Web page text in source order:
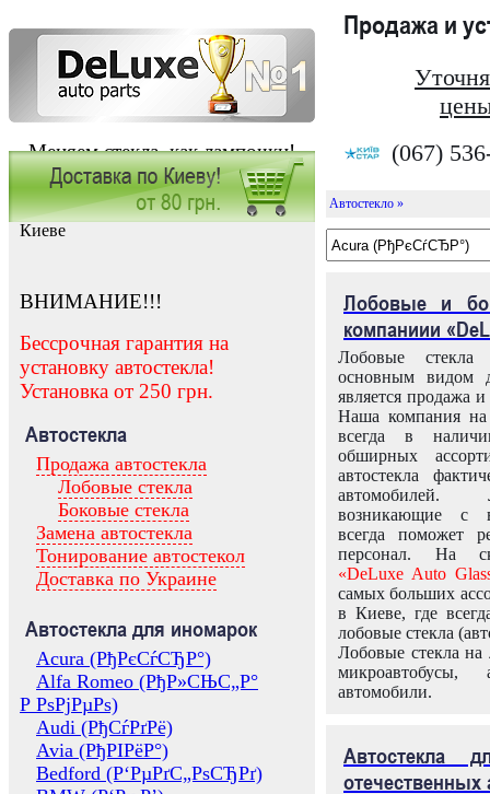
Меняем стекла, как лампочки!
Продажа и
(067)
Заказать установку автостекла в
Киеве
ВНИМАНИЕ!!!
Бессрочная гарантия на
установку автостекла!
Установка от 250 грн.
Автостекла
Продажа автостекла
Лобовые стекла
Боковые стекла
Замена автостекла
Тонирование автостекол
Доставка по Украине
Автостекла для иномарок
Acura (РђРєСѓСЂР°)
Alfa Romeo (РђР»СЊС„Р°
Р РѕРјРµРѕ)
Audi (РђСѓРґРё)
Avia (РђРІРёР°)
Bedford (Р‘РµРґС„РѕСЂРґ)
Автостекло »
Лобовые и
компаниии
Лобовые
основным видом
является продажа и
Наша компания на
всегда в
обширных
автостекла
возникающие с
всегда поможет
персонал. На
«DeLuxe Auto
самых больших
в Киеве, где
лобовые стекла
Лобовые стекла на
микроавтобусы,
автомобили.
Автостекла
отечественных